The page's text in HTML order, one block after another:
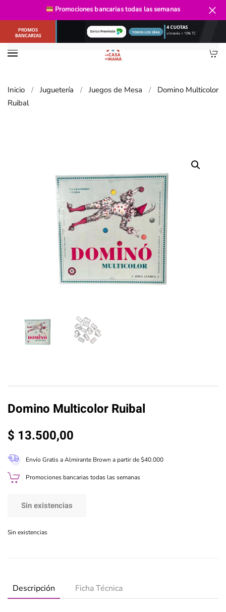
Ir al contenido principal
Inicio Juguetería Juegos de Mesa
Domino Multicolor
Ruibal
Domino Multicolor Ruibal
$ 13.500,00
Envío Gratis a Almirante Brown a partir de $40.000
Promociones bancarias todas las semanas
Sin existencias
Sin existencias
Descripción Ficha Técnica
Promociones bancariastodas las semanas